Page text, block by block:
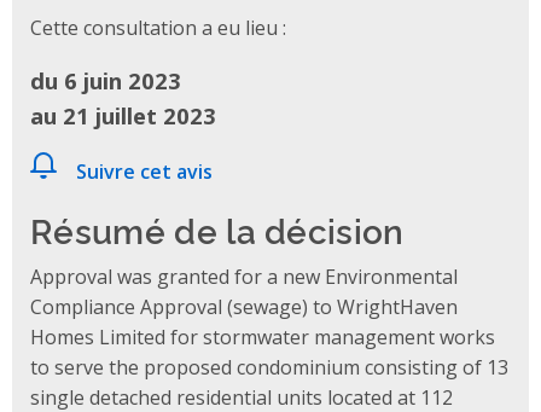
Cette consultation a eu lieu :
du 6 juin 2023
au 21 juillet 2023
Suivre cet avis
Résumé de la décision
Approval was granted for a new Environmental
Compliance Approval (sewage) to WrightHaven
Homes Limited for stormwater management works
to serve the proposed condominium consisting of 13
single detached residential units located at 112